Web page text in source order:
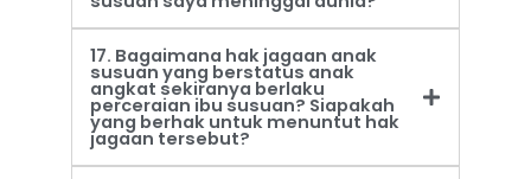
17. Bagaimana hak jagaan anak
susuan yang berstatus anak
angkat sekiranya berlaku
perceraian ibu susuan? Siapakah
yang berhak untuk menuntut hak
jagaan tersebut?